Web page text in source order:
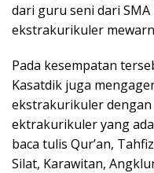
dari guru seni dari
ekstrakurikuler
Pada kesempatan
Kasatdik juga
ekstrakurikuler
ektrakurikuler yang
baca tulis Qur’an,
Silat, Karawitan,